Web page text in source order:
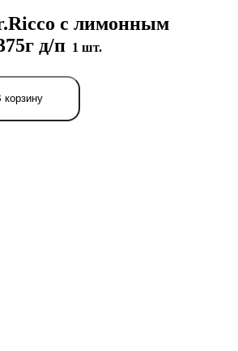
с лимонным
д/п 1 шт.
корзину